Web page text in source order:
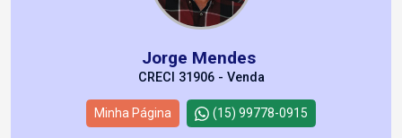
Jorge Mendes
CRECI 31906 - Venda
Minha Página (15) 99778-0915